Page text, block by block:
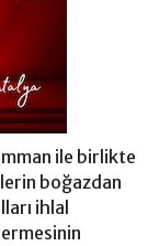
ile birlikte
boğazdan
ihlal